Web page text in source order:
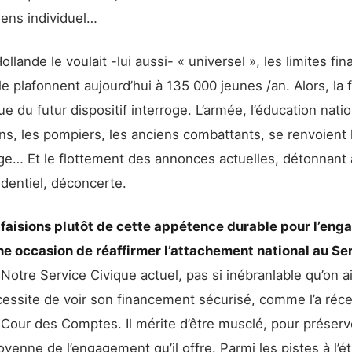
individuel…
le voulait -lui aussi- « universel », les limites
plafonnent aujourd’hui à 135 000 jeunes /an. Alors, la
du futur dispositif interroge. L’armée, l’éducation
les pompiers, les anciens combattants, se renvoient
Et le flottement des annonces actuelles, détonnant
déconcerte.
faisions plutôt de cette appétence durable pour
occasion de réaffirmer l’attachement national au
Service Civique actuel, pas si inébranlable qu’on
de voir son financement sécurisé, comme l’a
des Comptes. Il mérite d’être musclé, pour
de l’engagement qu’il offre. Parmi les pistes à